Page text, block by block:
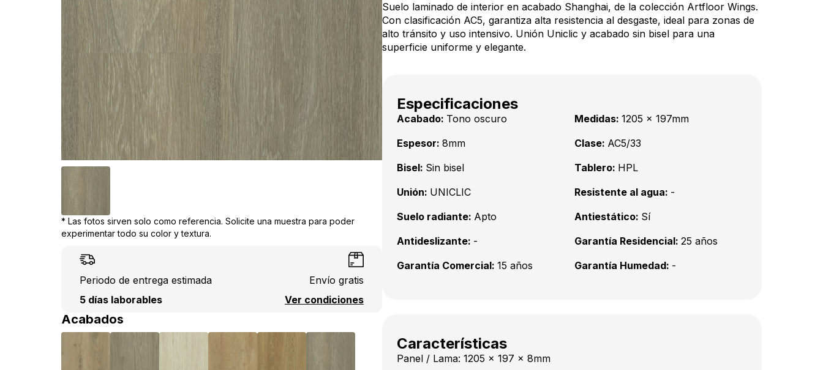
* Las fotos sirven solo como referencia. Solicite una muestra para poder
experimentar todo su color y textura.
Periodo de entrega estimada
5 días laborables
Envío gratis
Ver condiciones
Acabados
Suelo laminado de interior en acabado Shanghai, de la colección Artfloor Wings.
Con clasificación AC5, garantiza alta resistencia al desgaste, ideal para zonas de
alto tránsito y uso intensivo. Unión Uniclic y acabado sin bisel para una
superficie uniforme y elegante.
Especificaciones
Acabado: Tono oscuro Medidas: 1205 x 197mm
Espesor: 8mm Clase: AC5/33
Bisel: Sin bisel Tablero: HPL
Unión: UNICLIC Resistente al agua: -
Suelo radiante: Apto Antiestático: Sí
Antideslizante: - Garantía Residencial: 25 años
Garantía Comercial: 15 años Garantía Humedad: -
Características
Panel / Lama: 1205 x 197 x 8mm